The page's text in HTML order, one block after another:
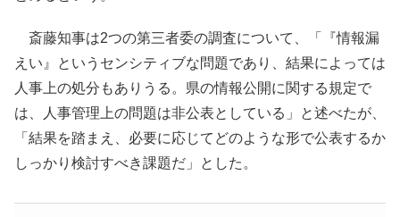
斎藤知事は2つの第三者委の調査について、「『情報漏
えい』というセンシティブな問題であり、結果によっては
人事上の処分もありうる。県の情報公開に関する規定で
は、人事管理上の問題は非公表としている」と述べたが、
「結果を踏まえ、必要に応じてどのような形で公表するか
しっかり検討すべき課題だ」とした。